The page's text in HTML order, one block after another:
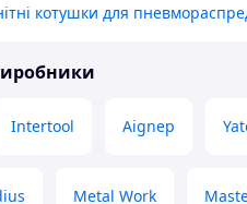
котушки для
Intertool Aignep
Metal Work